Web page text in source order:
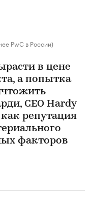
PwC в России)
в цене
а попытка
CEO Hardy
репутация
факторов